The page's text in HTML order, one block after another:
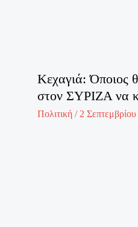
Κεχαγιά: Όποιος
στον ΣΥΡΙΖΑ να
Πολιτική /2